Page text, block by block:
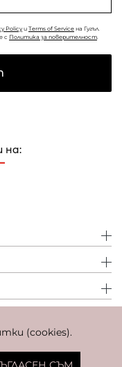
(cookies).
на:
Policyи Terms of Service на Гугъл.
с Политика за поверителност
= 1,95583 BGN